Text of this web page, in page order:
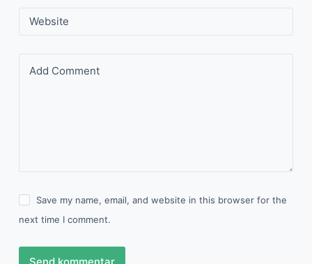
Website
Add Comment
Save my name, email, and website in this browser for the
next time I comment.